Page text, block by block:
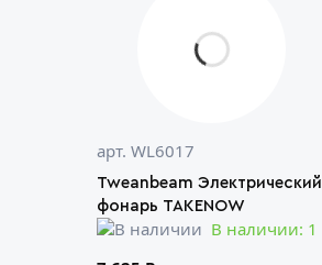
арт. WL6017
Tweanbeam Электрический
фонарь TAKENOW
В наличии: 1